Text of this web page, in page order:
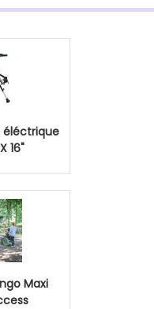
éléctrique
16"
Maxi